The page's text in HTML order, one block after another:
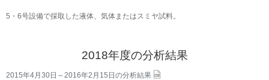
5・6号設備で採取した液体、気体またはスミヤ試料。
2018年度の分析結果
2015年4月30日～2016年2月15日の分析結果